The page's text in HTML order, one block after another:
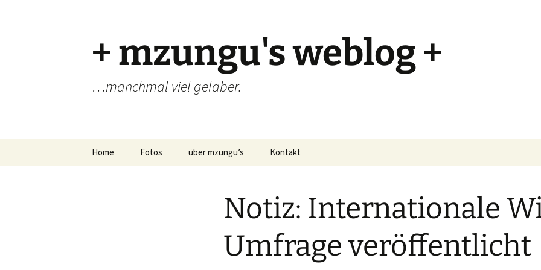
+ mzungu's weblog +
…manchmal viel gelaber.
Home Fotos über mzungu’s Kontakt
Notiz: Internationale
Umfrage veröffentlicht